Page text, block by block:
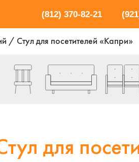
(812) 370-82-21
/ Стул для посетителей «Капри»
для